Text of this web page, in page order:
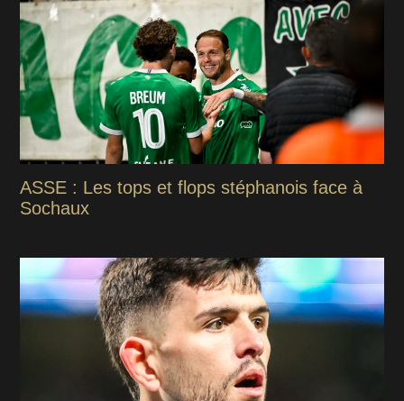
ASSE : Les tops et flops stéphanois face à
Sochaux